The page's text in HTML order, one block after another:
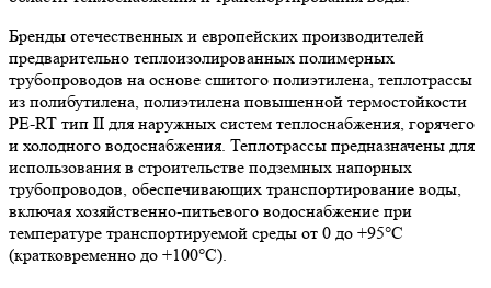
Бренды отечественных и европейских производителей
предварительно теплоизолированных полимерных
трубопроводов на основе сшитого полиэтилена, теплотрассы
из полибутилена, полиэтилена повышенной термостойкости
PE-RT тип II для наружных систем теплоснабжения, горячего
и холодного водоснабжения. Теплотрассы предназначены для
использования в строительстве подземных напорных
трубопроводов, обеспечивающих транспортирование воды,
включая хозяйственно-питьевого водоснабжение при
температуре транспортируемой среды от 0 до +95°С
(кратковременно до +100°С).